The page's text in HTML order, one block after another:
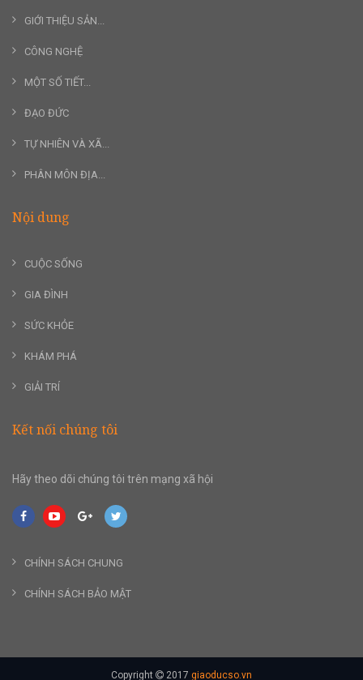
GIỚI THIỆU SẢN...
CÔNG NGHỆ
MỘT SỐ TIẾT...
ĐẠO ĐỨC
TỰ NHIÊN VÀ XÃ...
PHÂN MÔN ĐỊA...
Nội dung
CUỘC SỐNG
GIA ĐÌNH
SỨC KHỎE
KHÁM PHÁ
GIẢI TRÍ
Kết nối chúng tôi
Hãy theo dõi chúng tôi trên mạng xã hội
CHÍNH SÁCH CHUNG
CHÍNH SÁCH BẢO MẬT
Copyright 2017 giaoducso.vn